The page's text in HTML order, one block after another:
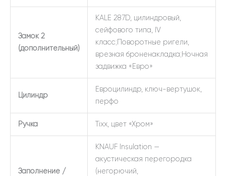
Замок 2
(дополнительный)
KALE 287D, цилиндровый,
сейфового типа, IV
класс;Поворотные ригели,
врезная броненакладка;Ночная
задвижка «Евро»
Цилиндр
Евроцилиндр, ключ-вертушок,
перфо
Ручка Tixx, цвет «Хром»
Заполнение /
KNAUF Insulation —
акустическая перегородка
(негорючий,